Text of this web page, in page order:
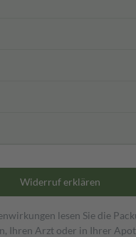
Widerruf erklären
lesen Sie die
Ihren Arzt oder in Ihrer